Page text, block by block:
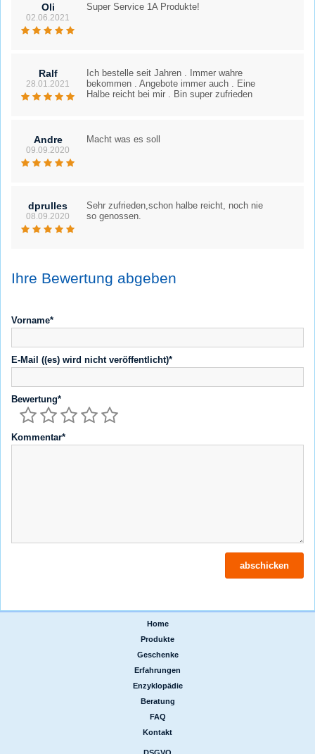
Oli
02.06.2021
Super Service 1A Produkte!
Ralf
28.01.2021
Ich bestelle seit Jahren . Immer wahre
bekommen . Angebote immer auch . Eine
Halbe reicht bei mir . Bin super zufrieden
Andre
09.09.2020
Macht was es soll
dprulles
08.09.2020
Sehr zufrieden,schon halbe reicht, noch nie
so genossen.
Ihre Bewertung abgeben
Vorname*
E-Mail ((es) wird nicht veröffentlicht)*
Bewertung*
Kommentar*
Home
Produkte
Geschenke
Erfahrungen
Enzyklopädie
Beratung
FAQ
Kontakt
DSGVO